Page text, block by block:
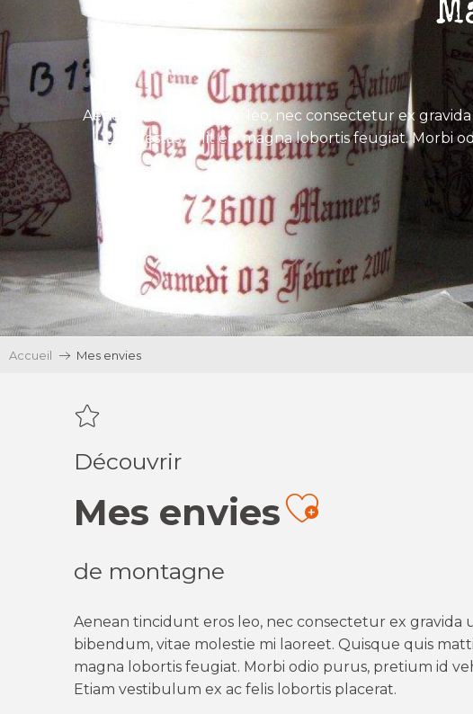
Aenean tincidunt eros leo, nec consectetur ex
Ut egestas velit eu magna lobortis feugiat. Morbi
Accueil Mes envies
Découvrir
Mes enviesAjouter
de montagne
Aenean tincidunt eros leo, nec consectetur ex gravida
bibendum, vitae molestie mi laoreet. Quisque quis
magna lobortis feugiat. Morbi odio purus, pretium id
Etiam vestibulum ex ac felis lobortis placerat.